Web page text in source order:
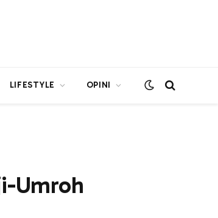
LIFESTYLE OPINI
Umroh